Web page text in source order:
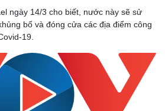
ngày 14/3 cho biết, nước này sẽ sử
bố và đóng cửa các địa điểm công
19.